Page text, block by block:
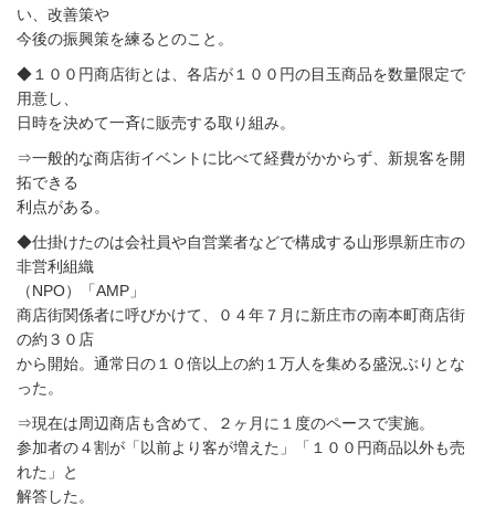
い、改善策や
今後の振興策を練るとのこと。
◆１００円商店街とは、各店が１００円の目玉商品を数量限定で
用意し、
日時を決めて一斉に販売する取り組み。
⇒一般的な商店街イベントに比べて経費がかからず、新規客を開
拓できる
利点がある。
◆仕掛けたのは会社員や自営業者などで構成する山形県新庄市の
非営利組織
（NPO）「AMP」
商店街関係者に呼びかけて、０４年７月に新庄市の南本町商店街
の約３０店
から開始。通常日の１０倍以上の約１万人を集める盛況ぶりとな
った。
⇒現在は周辺商店も含めて、２ヶ月に１度のペースで実施。
参加者の４割が「以前より客が増えた」「１００円商品以外も売
れた」と
解答した。